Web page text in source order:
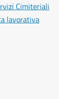
Cimiteriali
lavorativa